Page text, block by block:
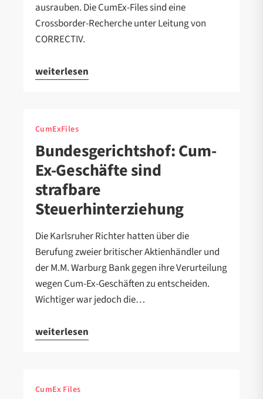
ausrauben. Die CumEx-Files sind eine
Crossborder-Recherche unter Leitung von
CORRECTIV.
weiterlesen
CumExFiles
Bundesgerichtshof: Cum-
Ex-Geschäfte sind
strafbare
Steuerhinterziehung
Die Karlsruher Richter hatten über die
Berufung zweier britischer Aktienhändler und
der M.M. Warburg Bank gegen ihre Verurteilung
wegen Cum-Ex-Geschäften zu entscheiden.
Wichtiger war jedoch die…
weiterlesen
CumEx Files